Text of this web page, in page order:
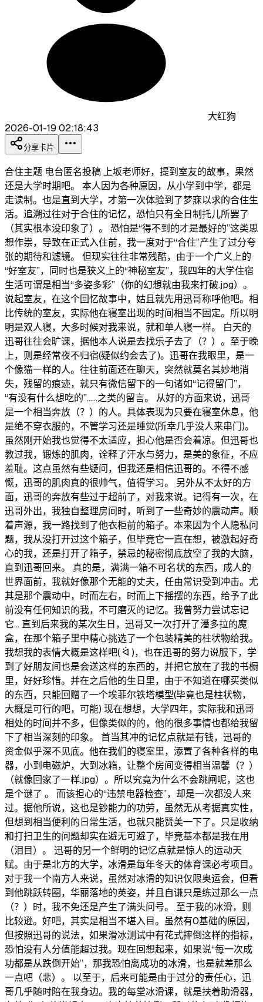
大红狗
2026-01-19 02:18:43
分享卡片
合住主题 电台匿名投稿 上坂老师好，提到室友的故事，果然
还是大学时期吧。 本人因为各种原因，从小学到中学，都是
走读制。也是直到大学，才第一次体验到了梦寐以求的合住生
活。追溯过往对于合住的记忆，恐怕只有全日制托儿所罢了
（其实根本没印象了）。 恐怕是“得不到的才是最好的”这类思
想作祟，导致在正式入住前，我一度对于“合住”产生了过分夸
张的期待和滤镜。 但现实往往非常残酷，由于一个广义上的
“好室友”，同时也是狭义上的“神秘室友”，我四年的大学住宿
生活可谓是相当“多姿多彩”（你的幻想就由我来打破.jpg）。
说起室友，在这个回忆故事中，姑且就先用迅哥称呼他吧。相
比传统的室友，实际他在寝室出现的时间相当不固定。所以明
明是双人寝，大多时候对我来说，就和单人寝一样。 白天的
迅哥往往会旷课，据他本人说是去找乐子去了（？）。至于晚
上，则是经常夜不归宿(疑似约会去了)。迅哥在我眼里，是一
个像猫一样的人。往往前面还在聊天，突然就莫名其妙地消
失，残留的痕迹，就只有微信留下的一句诸如“记得留门”，
“有没有什么想吃的”......之类的留言。 从好的方面来说，迅哥
是一个相当奔放（？）的人。具体表现为只要在寝室休息，他
是绝不穿衣服的，不管学习还是睡觉(所幸几乎没人来串门)。
虽然刚开始我也觉得不太适应，担心他是否会着凉。但迅哥也
教过我，锻炼的肌肉，诠释了汗水与努力，是美的象征，不应
羞耻。这点虽然有些疑问，但我还是相信迅哥的。不得不感
慨，迅哥的肌肉真的很帅气，值得学习。 另外从不太好的方
面，迅哥的奔放有些过于超前了，对我来说。记得有一次，在
迅哥外出，我独自整理房间时，听到了一些奇妙的震动声。顺
着声源，我一路找到了他衣柜前的箱子。本来因为个人隐私问
题，我从没打开过这个箱子，但毕竟它一直在想，被激起好奇
心的我，还是打开了箱子，禁忌的秘密彻底放空了我的大脑，
直到迅哥回来。 真的是，满满一箱不可名状的东西，成人的
世界面前，我就好像那个无能的丈夫，任由常识受到冲击。尤
其是那个震动中，时而左右，时而上下摇摆的东西，给予了此
前没有任何知识的我，不可磨灭的记忆。我曾努力尝试忘记
它… 直到后来我的某次生日，迅哥又一次打开了潘多拉的魔
盒，在那个箱子里中精心挑选了一个包装精美的柱状物给我。
我想我的表情大概是这样吧( ᐛ )，也在迅哥的努力说服下，学
到了好朋友间也是会送这样的东西的，并把它放在了我的书橱
里，好好珍惜。并在之后他的生日里，由于不知道在哪买类似
的东西，只能回赠了一个埃菲尔铁塔模型(毕竟也是柱状物，
大概是可行的吧，可能) 现在想想，大学四年，实际我和迅哥
相处的时间并不多，但像类似的的，他的很多事情也都给我留
下了相当深刻的印象。 首当其冲的记忆点就是有钱，迅哥的
资金似乎深不见底。他在我们的寝室里，添置了各种各样的电
器，小到电磁炉，大到冰箱，让整个房间变得相当温馨（？）
（就像回家了一样.jpg）。所以究竟为什么不会跳闸呢，这也
是个谜了 。 而该担心的“违禁电器检查”，却是一次都没人来
过。据他所说，这也是钞能力的功劳，虽然无从考据真实性，
但想到相当便利的日常生活，也就只能赞美一下了。只是收纳
和打扫卫生的问题却实在避无可避了，毕竟基本都是我在用
（泪目）。 迅哥的另一个鲜明的记忆点就是惊人的运动天
赋。由于是北方的大学，冰滑是每年冬天的体育课必考项目。
对于我一个南方人来说，虽然对冰滑的知识仅限奥运会，但看
到他跳跃转圈，华丽落地的英姿，并且自谦只是练过那么一点
（？）时，我不免还是产生了满头问号。 至于我的冰滑，则
比较逊。好吧，其实是相当不堪入目。虽然有0基础的原因，
但按照迅哥的说法，如果滑冰测试中有花式摔倒这样的指标，
恐怕没有人分值能超过我。现在回想起来，如果说“每一次成
功都是从跌倒开始”，那我恐怕离成功的冰滑，也是就差那么
一点吧（悲）。 以至于，后来可能是由于过分的责任心，迅
哥几乎随时陪在我身边。我的每堂冰滑课，就是扶着助滑器，